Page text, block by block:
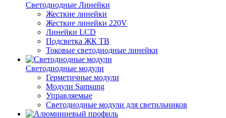
Светодиодные Линейки
Жесткие линейки
Жесткие линейки 220V
Линейки LCD
Подсветка ЖК ТВ
Токовые светодиодные линейки
Светодиодные модули
Герметичные модули
Модули Samsung
Управляемые
Светодиодные модули для светильников